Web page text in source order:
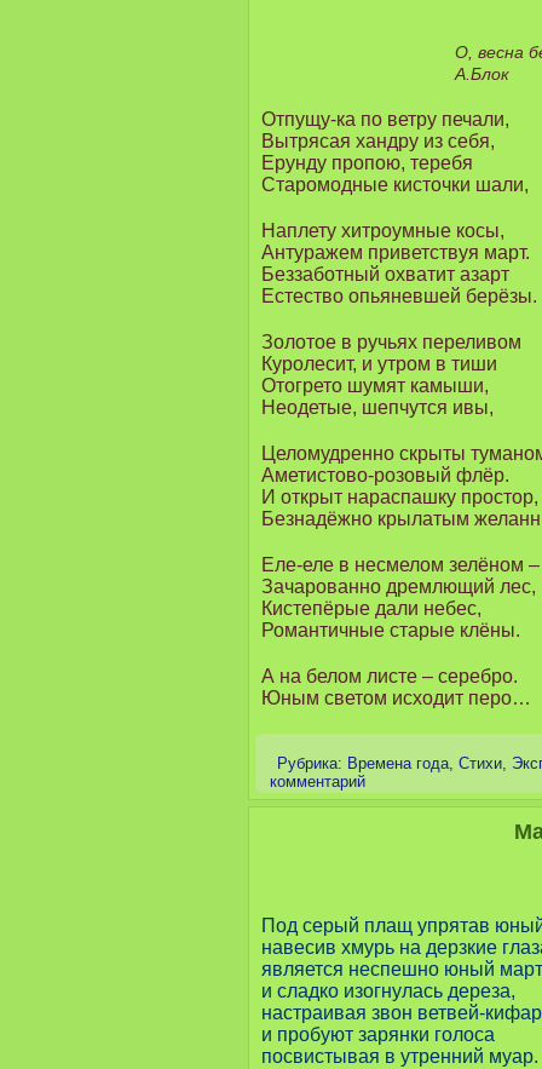
О, весна
А.Блок
Отпущу-ка по ветру печали,
Вытрясая хандру из себя,
Ерунду пропою, теребя
Старомодные кисточки шали,
Наплету хитроумные косы,
Антуражем приветствуя март.
Беззаботный охватит азарт
Естество опьяневшей берёзы.
Золотое в ручьях переливом
Куролесит, и утром в тиши
Отогрето шумят камыши,
Неодетые, шепчутся ивы,
Целомудренно скрыты
Аметистово-розовый флёр.
И открыт нараспашку простор,
Безнадёжно крылатым
Еле-еле в несмелом зелёном –
Зачарованно дремлющий лес,
Кистепёрые дали небес,
Романтичные старые клёны.
А на белом листе – серебро.
Юным светом исходит перо…
Рубрика: Времена года, Стихи,
комментарий
Под серый плащ упрятав
навесив хмурь на дерзкие
является неспешно юный март
и сладко изогнулась дереза,
настраивая звон ветвей-кифар
и пробуют зарянки голоса
посвистывая в утренний муар.